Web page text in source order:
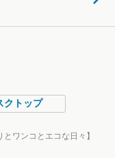
クトップ
ンコとエコな日々】